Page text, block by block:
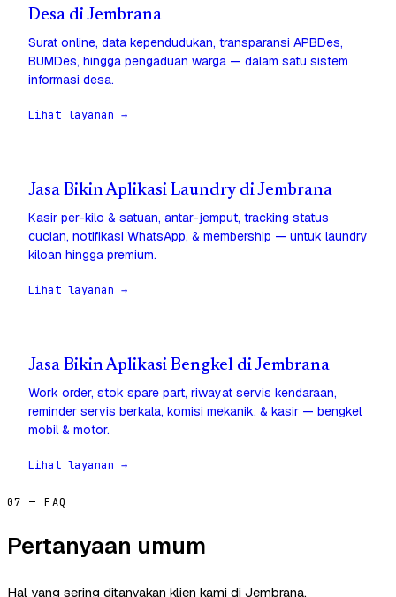
Desa di Jembrana
Surat online, data kependudukan, transparansi APBDes,
BUMDes, hingga pengaduan warga — dalam satu sistem
informasi desa.
Lihat layanan →
Jasa Bikin Aplikasi Laundry di Jembrana
Kasir per-kilo & satuan, antar-jemput, tracking status
cucian, notifikasi WhatsApp, & membership — untuk laundry
kiloan hingga premium.
Lihat layanan →
Jasa Bikin Aplikasi Bengkel di Jembrana
Work order, stok spare part, riwayat servis kendaraan,
reminder servis berkala, komisi mekanik, & kasir — bengkel
mobil & motor.
Lihat layanan →
07 — FAQ
Pertanyaan umum
Hal yang sering ditanyakan klien kami di Jembrana.